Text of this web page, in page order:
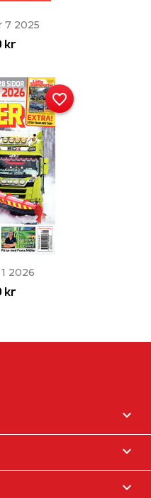
7 2025
kr
2026
kr
favorite_border


